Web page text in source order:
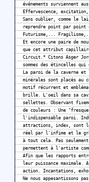
événements surviennent
Effervescence,
Sans oublier, comme le
reprendre point par point
Futurisme,...
Et encore une paire de
que cet attribut capillaire
Circuit.* Citons Asger
sommes des étincelles
La paroi de la caverne
minérales sont placés au
motif récurrent et
brille. L'oeil dans sa
sellettes. Observant
de couleurs : Une
l'indispensable paroi.
attractions, index, sont
réel par l'infime et le
à tout cela. Pas
permettent à l'artiste
Afin que les rapports
leur puissance
action. Incantations,
Ne nous appesantissons